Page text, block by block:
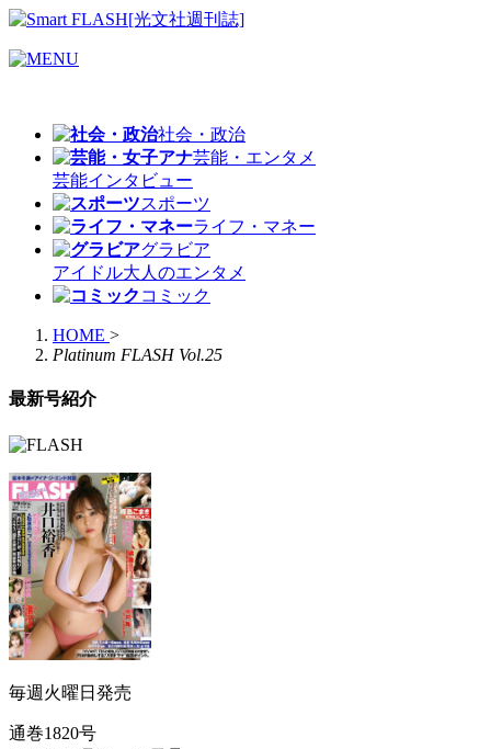
社会・政治
芸能・エンタメ
芸能インタビュー
スポーツ
ライフ・マネー
グラビア
アイドル大人のエンタメ
コミック
HOME >
Platinum FLASH Vol.25
最新号紹介
毎週火曜日発売
通巻1820号